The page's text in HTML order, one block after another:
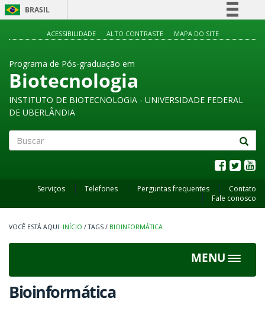
BRASIL
Legislação
ACESSIBILIDADE ALTO CONTRASTE MAPA DO SITE
Programa de Pós-graduação em
Biotecnologia
INSTITUTO DE BIOTECNOLOGIA - UNIVERSIDADE FEDERAL
DE UBERLÂNDIA
Serviços Telefones Perguntas frequentes
Contato
Fale conosco
INÍCIO / TAGS / BIOINFORMÁTICA
MENU
Toggle
Bioinformática